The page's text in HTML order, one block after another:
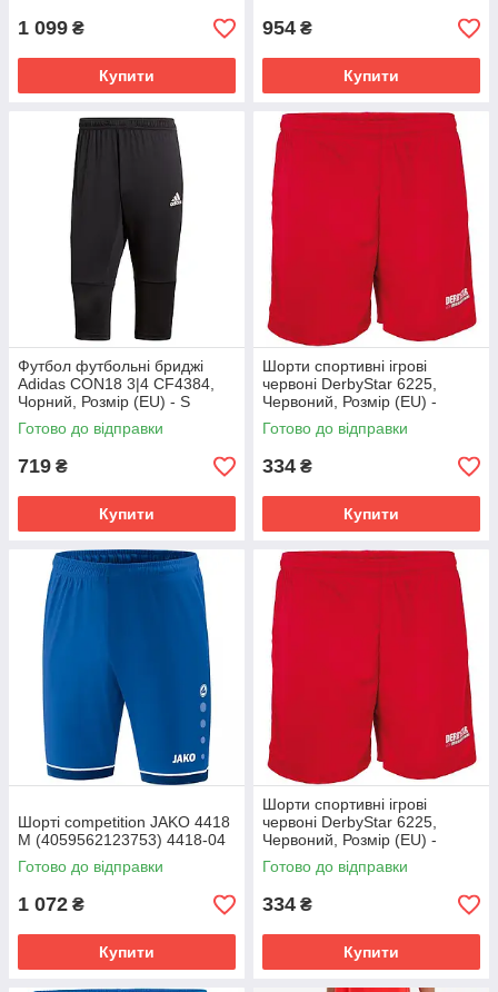
1 099 ₴
Купити
954 ₴
Купити
Футбол футбольні бриджі
Аdidas CON18 3|4 CF4384,
Чорний, Розмір (EU) - S
Готово до відправки
719 ₴
Купити
Шорти спортивні ігрові
червоні DerbyStar 6225,
Червоний, Розмір (EU) -
164cm
Готово до відправки
334 ₴
Купити
Шорті competition JAKO 4418
M (4059562123753) 4418-04
Готово до відправки
1 072 ₴
Купити
Шорти спортивні ігрові
червоні DerbyStar 6225,
Червоний, Розмір (EU) -
152cm
Готово до відправки
334 ₴
Купити